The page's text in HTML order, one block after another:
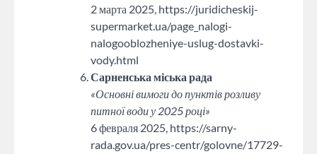
2 марта 2025, https://juridicheskij-
supermarket.ua/page_nalogi-
nalogooblozheniye-uslug-dostavki-
vody.html
Сарненська міська рада
«Основні вимоги до пунктів розливу
питної води у 2025 році»
6 февраля 2025, https://sarny-
rada.gov.ua/pres-centr/golovne/17729-